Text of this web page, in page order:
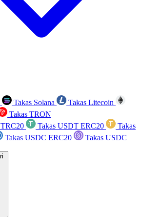
Takas Solana
Takas Litecoin
Takas TRON
Takas USDT ERC20
Takas
Takas USDC ERC20
Takas USDC